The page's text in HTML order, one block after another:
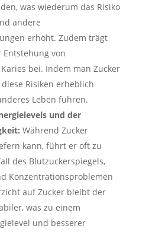
was wiederum das Risiko
andere
erhöht. Zudem trägt
von
bei. Indem man Zucker
Risiken erheblich
Leben führen.
und der
Während Zucker
kann, führt er oft zu
des Blutzuckerspiegels,
Konzentrationsproblemen
auf Zucker bleibt der
was zu einem
und besserer